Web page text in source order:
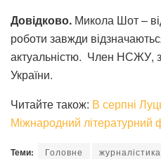
Довідково. Микола Шот –
роботи завжди
актуальністю. Член НСЖУ,
України.
Читайте також: В серпні
Міжнародний літературний
Теми: Головне журналістика